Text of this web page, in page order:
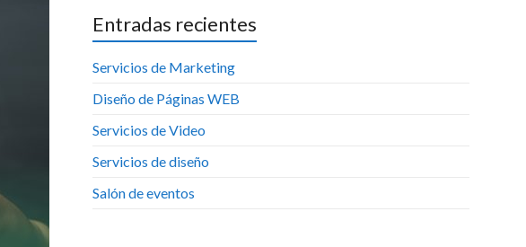
Entradas recientes
Servicios de Marketing
Diseño de Páginas WEB
Servicios de Video
Servicios de diseño
Salón de eventos